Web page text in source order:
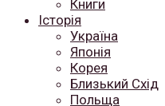
Книги
Історія
Україна
Японія
Корея
Близький Схід
Польща